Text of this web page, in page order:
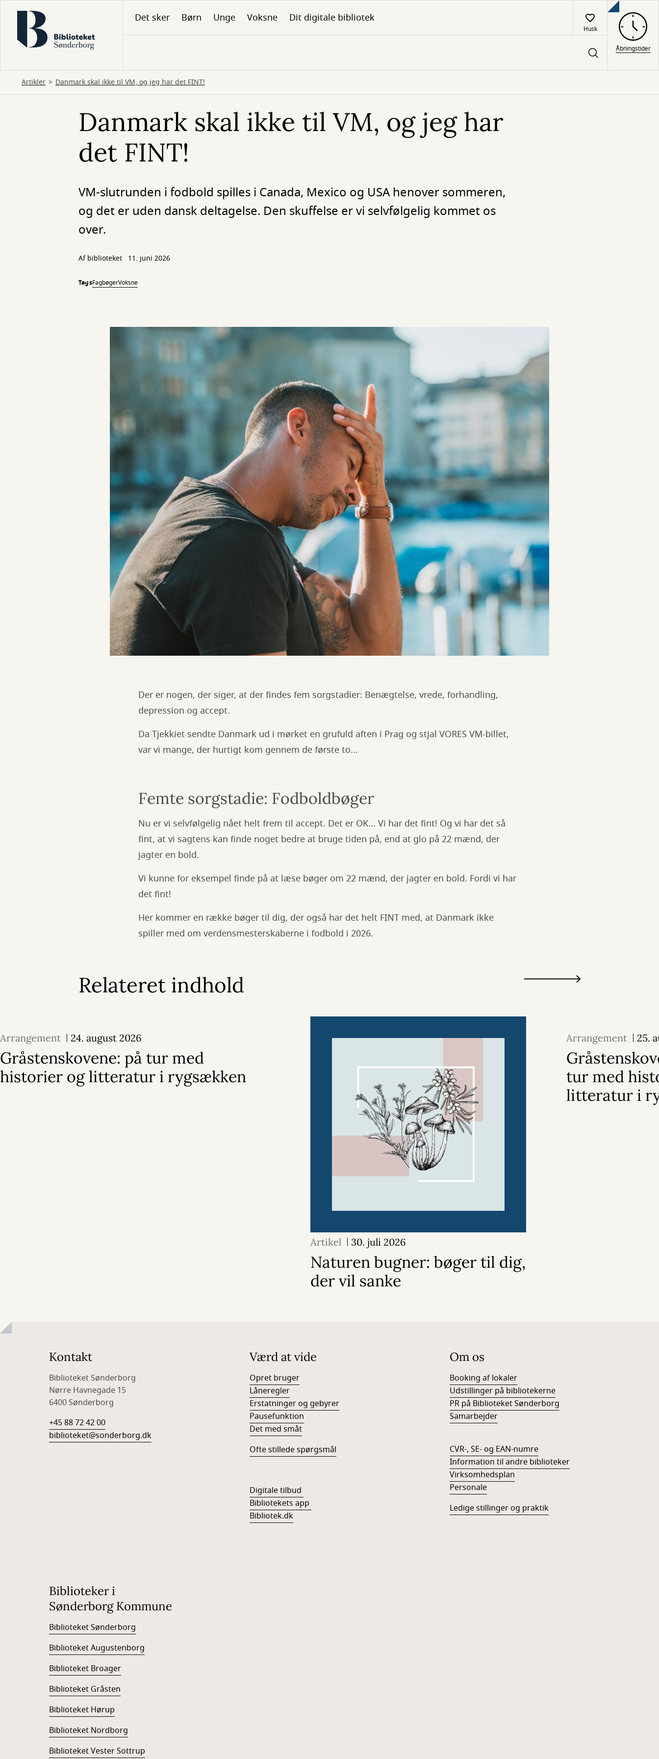
hovedindhold
Det sker Børn Unge Voksne Dit digitale bibliotek
Husk
Åbningstider
Artikler Danmark skal ikke til VM, og jeg har det FINT!
Danmark skal ikke til VM, og jeg har
det FINT!
VM-slutrunden i fodbold spilles i Canada, Mexico og USA henover sommeren,
og det er uden dansk deltagelse. Den skuffelse er vi selvfølgelig kommet os
over.
Af biblioteket 11. juni 2026
TagsFagbøgerVoksne
Der er nogen, der siger, at der findes fem sorgstadier: Benægtelse, vrede, forhandling,
depression og accept.
Da Tjekkiet sendte Danmark ud i mørket en grufuld aften i Prag og stjal VORES VM-billet,
var vi mange, der hurtigt kom gennem de første to...
Femte sorgstadie: Fodboldbøger
Nu er vi selvfølgelig nået helt frem til accept. Det er OK... Vi har det fint! Og vi har det så
fint, at vi sagtens kan finde noget bedre at bruge tiden på, end at glo på 22 mænd, der
jagter en bold.
Vi kunne for eksempel finde på at læse bøger om 22 mænd, der jagter en bold. Fordi vi har
det fint!
Her kommer en række bøger til dig, der også har det helt FINT med, at Danmark ikke
spiller med om verdensmesterskaberne i fodbold i 2026.
Relateret indhold
Arrangement 24. august 2026
Gråstenskovene: på tur med
historier og litteratur i rygsækken
Artikel 30. juli 2026
Naturen bugner: bøger til dig,
der vil sanke
Arrangement 25.
tur med
litteratur i
Kontakt
Biblioteket Sønderborg
Nørre Havnegade 15
6400 Sønderborg
+45 88 72 42 00
biblioteket@sonderborg.dk
Værd at vide
Opret bruger
Låneregler
Erstatninger og gebyrer
Pausefunktion
Det med småt
Ofte stillede spørgsmål
Digitale tilbud
Bibliotekets app
Bibliotek.dk
Om os
Booking af lokaler
Udstillinger på bibliotekerne
PR på Biblioteket Sønderborg
Samarbejder
CVR-, SE- og EAN-numre
Information til andre biblioteker
Virksomhedsplan
Personale
Ledige stillinger og praktik
Biblioteker i
Sønderborg Kommune
Biblioteket Sønderborg
Biblioteket Augustenborg
Biblioteket Broager
Biblioteket Gråsten
Biblioteket Hørup
Biblioteket Nordborg
Biblioteket Vester Sottrup